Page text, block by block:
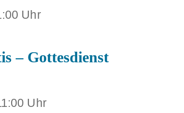
Uhr
– Gottesdienst
Uhr